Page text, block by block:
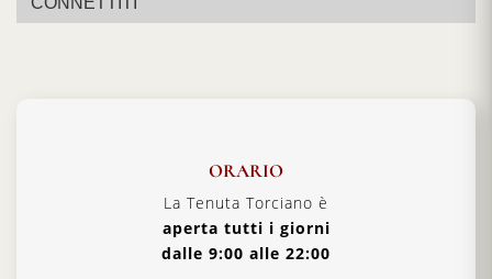
ORARIO
La Tenuta Torciano è
aperta tutti i giorni
dalle 9:00 alle 22:00